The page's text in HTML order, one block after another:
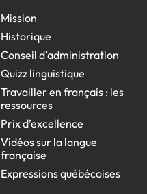
Mission
Historique
Conseil d’administration
Quizz linguistique
Travailler en français : les
ressources
Prix d’excellence
Vidéos sur la langue
française
Expressions québécoises